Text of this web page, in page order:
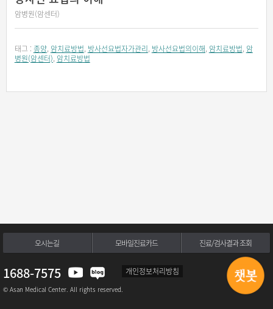
암병원(암센터)
태그 : 종양, 암치료방법, 방사선요법자가관리, 방사선요법의이해, 암치료방법, 암
병원(암센터), 암치료방법
오시는길 모바일진료카드 진료/검사결과 조회
1688-7575 개인정보처리방침
© Asan Medical Center. All rights reserved.